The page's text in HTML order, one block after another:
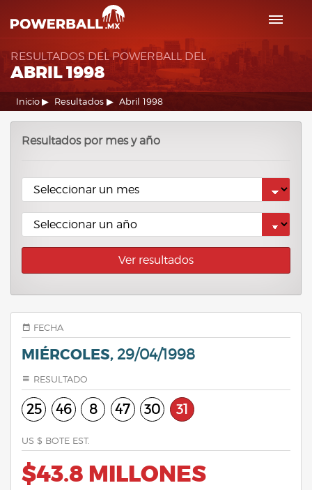
RESULTADOS DEL POWERBALL DEL
ABRIL 1998
Inicio Resultados Abril 1998
Resultados por mes y año
Ver resultados
FECHA
MIÉRCOLES, 29/04/1998
RESULTADO
25 46 8 47 30 31
US $ BOTE EST.
$43.8 MILLONES